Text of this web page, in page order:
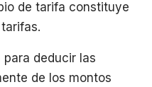
de tarifa constituye
deducir las
de los montos